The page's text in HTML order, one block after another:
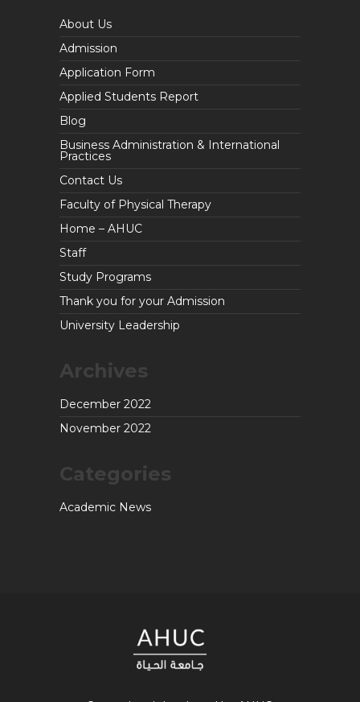
About Us
Admission
Application Form
Applied Students Report
Blog
Business Administration & International
Practices
Contact Us
Faculty of Physical Therapy
Home – AHUC
Staff
Study Programs
Thank you for your Admission
University Leadership
Archives
December 2022
November 2022
Categories
Academic News